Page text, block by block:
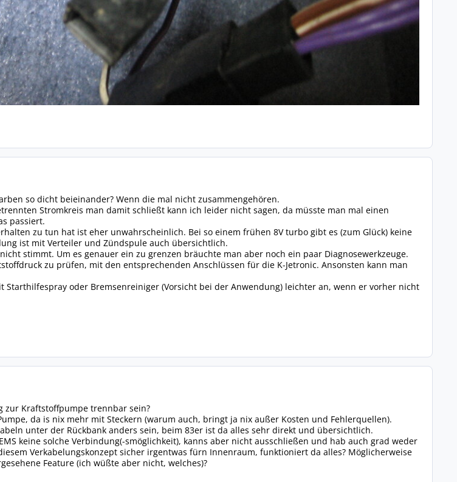
so dicht beieinander? Wenn die mal nicht zusammengehören.
Stromkreis man damit schließt kann ich leider nicht sagen, da müsste man mal einen
passiert.
zu tun hat ist eher unwahrscheinlich. Bei so einem frühen 8V turbo gibt es (zum Glück) keine
ist mit Verteiler und Zündspule auch übersichtlich.
stimmt. Um es genauer ein zu grenzen bräuchte man aber noch ein paar Diagnosewerkzeuge.
zu prüfen, mit den entsprechenden Anschlüssen für die K-Jetronic. Ansonsten kann man
Starthilfespray oder Bremsenreiniger (Vorsicht bei der Anwendung) leichter an, wenn er vorher nicht
zur Kraftstoffpumpe trennbar sein?
da is nix mehr mit Steckern (warum auch, bringt ja nix außer Kosten und Fehlerquellen).
unter der Rückbank anders sein, beim 83er ist da alles sehr direkt und übersichtlich.
keine solche Verbindung(-smöglichkeit), kanns aber nicht ausschließen und hab auch grad weder
Verkabelungskonzept sicher irgentwas fürn Innenraum, funktioniert da alles? Möglicherweise
Feature (ich wüßte aber nicht, welches)?